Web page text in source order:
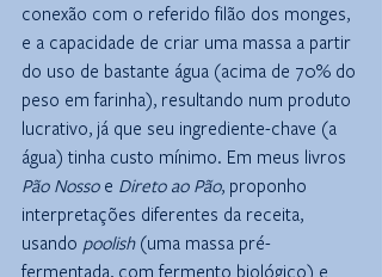
conexão com o referido filão dos monges,
e a capacidade de criar uma massa a partir
do uso de bastante água (acima de 70% do
peso em farinha), resultando num produto
lucrativo, já que seu ingrediente-chave (a
água) tinha custo mínimo. Em meus livros
Pão Nosso e Direto ao Pão, proponho
interpretações diferentes da receita,
usando poolish (uma massa pré-
fermentada, com fermento biológico) e